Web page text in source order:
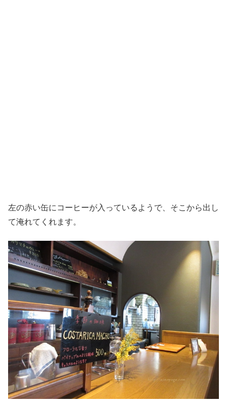
左の赤い缶にコーヒーが入っているようで、そこから出し
て淹れてくれます。